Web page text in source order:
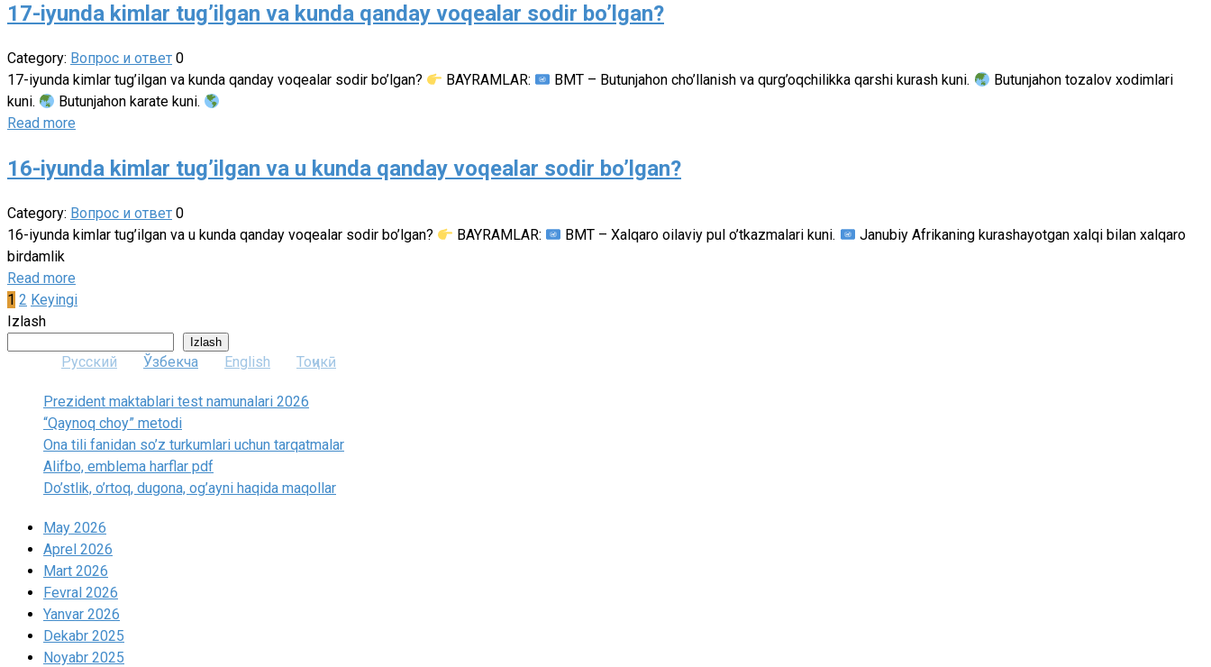
17-iyunda kimlar tug’ilgan va kunda qanday voqealar sodir bo’lgan?
Category: Вопрос и ответ 0
17-iyunda kimlar tug’ilgan va kunda qanday voqealar sodir bo’lgan?
BAYRAMLAR: BMT – Butunjahon cho’llanish va qurg’oqchilikka qarshi kurash kuni.
Butunjahon tozalov xodimlari
kuni.
Butunjahon karate kuni.
Read more
16-iyunda kimlar tug’ilgan va u kunda qanday voqealar sodir bo’lgan?
Category: Вопрос и ответ 0
16-iyunda kimlar tug’ilgan va u kunda qanday voqealar sodir bo’lgan?
BAYRAMLAR: BMT – Xalqaro oilaviy pul o’tkazmalari kuni.
Janubiy Afrikaning kurashayotgan xalqi bilan xalqaro
birdamlik
Read more
Posts
pagination
1 2 Keyingi
Izlash
Izlash
Русский Ўзбекча English Тоҷикӣ
Prezident maktablari test namunalari 2026
“Qaynoq choy” metodi
Ona tili fanidan so’z turkumlari uchun tarqatmalar
Alifbo, emblema harflar pdf
Do’stlik, o’rtoq, dugona, og’ayni haqida maqollar
May 2026
Aprel 2026
Mart 2026
Fevral 2026
Yanvar 2026
Dekabr 2025
Noyabr 2025